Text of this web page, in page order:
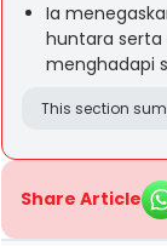
Ia
huntara serta
menghadapi
This section
Share Article